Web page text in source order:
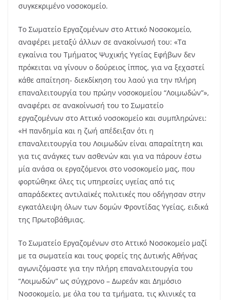
συγκεκριμένο νοσοκομείο.
Το Σωματείο Εργαζομένων στο Αττικό Νοσοκομείο,
αναφέρει μεταξύ άλλων σε ανακοίνωσή του: «Τα
εγκαίνια του Τμήματος Ψυχικής Υγείας Εφήβων δεν
πρόκειται να γίνουν ο δούρειος ίππος, για να ξεχαστεί
κάθε απαίτηση- διεκδίκηση του λαού για την πλήρη
επαναλειτουργία του πρώην νοσοκομείου “Λοιμωδών”»,
αναφέρει σε ανακοίνωσή του το Σωματείο
εργαζομένων στο Αττικό νοσοκομείο και συμπληρώνει:
«Η πανδημία και η ζωή απέδειξαν ότι η
επαναλειτουργία του Λοιμωδών είναι απαραίτητη και
για τις ανάγκες των ασθενών και για να πάρουν έστω
μία ανάσα οι εργαζόμενοι στο νοσοκομείο μας, που
φορτώθηκε όλες τις υπηρεσίες υγείας από τις
απαράδεκτες αντιλαϊκές πολιτικές που οδήγησαν στην
εγκατάλειψη όλων των δομών Φροντίδας Υγείας, ειδικά
της Πρωτοβάθμιας.
Το Σωματείο Εργαζομένων στο Αττικό Νοσοκομείο μαζί
με τα σωματεία και τους φορείς της Δυτικής Αθήνας
αγωνιζόμαστε για την πλήρη επαναλειτουργία του
“Λοιμωδών” ως σύγχρονο – Δωρεάν και Δημόσιο
Νοσοκομείο, με όλα του τα τμήματα, τις κλινικές τα